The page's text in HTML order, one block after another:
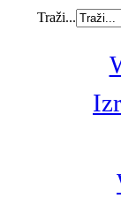
Traži...